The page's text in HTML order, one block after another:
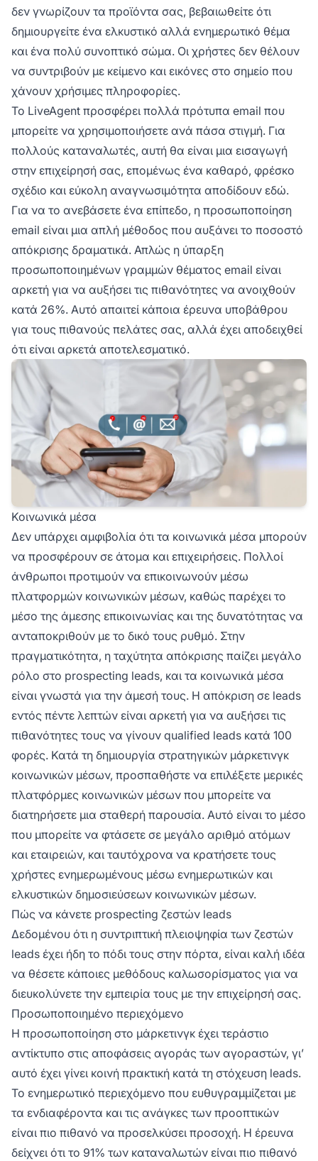
δεν γνωρίζουν τα προϊόντα σας, βεβαιωθείτε ότι
δημιουργείτε ένα ελκυστικό αλλά ενημερωτικό θέμα
και ένα πολύ συνοπτικό σώμα. Οι χρήστες δεν θέλουν
να συντριβούν με κείμενο και εικόνες στο σημείο που
χάνουν χρήσιμες πληροφορίες.
Το LiveAgent προσφέρει πολλά πρότυπα email που
μπορείτε να χρησιμοποιήσετε ανά πάσα στιγμή. Για
πολλούς καταναλωτές, αυτή θα είναι μια εισαγωγή
στην επιχείρησή σας, επομένως ένα καθαρό, φρέσκο
σχέδιο και εύκολη αναγνωσιμότητα αποδίδουν εδώ.
Για να το ανεβάσετε ένα επίπεδο, η προσωποποίηση
email είναι μια απλή μέθοδος που αυξάνει το ποσοστό
απόκρισης δραματικά. Απλώς η ύπαρξη
προσωποποιημένων γραμμών θέματος email είναι
αρκετή για να αυξήσει τις πιθανότητες να ανοιχθούν
κατά 26%. Αυτό απαιτεί κάποια έρευνα υποβάθρου
για τους πιθανούς πελάτες σας, αλλά έχει αποδειχθεί
ότι είναι αρκετά αποτελεσματικό.
Κοινωνικά μέσα
Δεν υπάρχει αμφιβολία ότι τα κοινωνικά μέσα μπορούν
να προσφέρουν σε άτομα και επιχειρήσεις. Πολλοί
άνθρωποι προτιμούν να επικοινωνούν μέσω
πλατφορμών κοινωνικών μέσων, καθώς παρέχει το
μέσο της άμεσης επικοινωνίας και της δυνατότητας να
ανταποκριθούν με το δικό τους ρυθμό. Στην
πραγματικότητα, η ταχύτητα απόκρισης παίζει μεγάλο
ρόλο στο prospecting leads, και τα κοινωνικά μέσα
είναι γνωστά για την άμεσή τους. Η απόκριση σε leads
εντός πέντε λεπτών είναι αρκετή για να αυξήσει τις
πιθανότητες τους να γίνουν qualified leads κατά 100
φορές. Κατά τη δημιουργία στρατηγικών μάρκετινγκ
κοινωνικών μέσων, προσπαθήστε να επιλέξετε μερικές
πλατφόρμες κοινωνικών μέσων που μπορείτε να
διατηρήσετε μια σταθερή παρουσία. Αυτό είναι το μέσο
που μπορείτε να φτάσετε σε μεγάλο αριθμό ατόμων
και εταιρειών, και ταυτόχρονα να κρατήσετε τους
χρήστες ενημερωμένους μέσω ενημερωτικών και
ελκυστικών δημοσιεύσεων κοινωνικών μέσων.
Πώς να κάνετε prospecting ζεστών leads
Δεδομένου ότι η συντριπτική πλειοψηφία των ζεστών
leads έχει ήδη το πόδι τους στην πόρτα, είναι καλή ιδέα
να θέσετε κάποιες μεθόδους καλωσορίσματος για να
διευκολύνετε την εμπειρία τους με την επιχείρησή σας.
Προσωποποιημένο περιεχόμενο
Η προσωποποίηση στο μάρκετινγκ έχει τεράστιο
αντίκτυπο στις αποφάσεις αγοράς των αγοραστών, γι’
αυτό έχει γίνει κοινή πρακτική κατά τη στόχευση leads.
Το ενημερωτικό περιεχόμενο που ευθυγραμμίζεται με
τα ενδιαφέροντα και τις ανάγκες των προοπτικών
είναι πιο πιθανό να προσελκύσει προσοχή. Η έρευνα
δείχνει ότι το 91% των καταναλωτών είναι πιο πιθανό